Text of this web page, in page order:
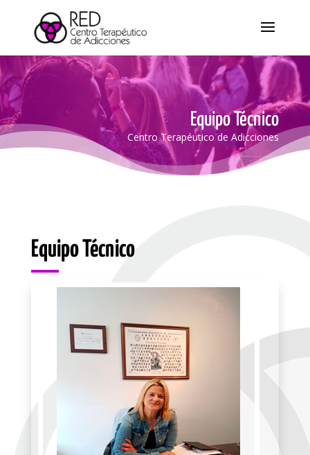
Equipo Técnico
Centro Terapéutico de Adicciones
Equipo Técnico